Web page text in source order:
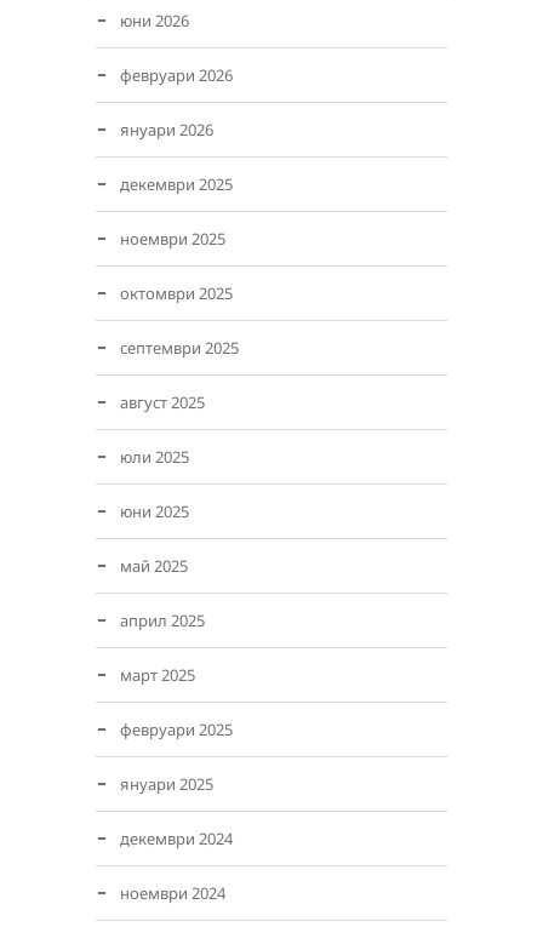
юни 2026
февруари 2026
януари 2026
декември 2025
ноември 2025
октомври 2025
септември 2025
август 2025
юли 2025
юни 2025
май 2025
април 2025
март 2025
февруари 2025
януари 2025
декември 2024
ноември 2024